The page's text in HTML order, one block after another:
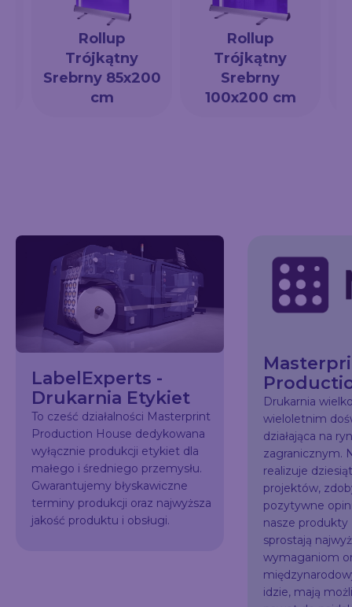
Rollup
Trójkątny
Srebrny 85x200
cm
Rollup
Trójkątny
Srebrny
100x200 cm
LabelExperts -
Drukarnia Etykiet
To cześć działalności Masterprint
Production House dedykowana
wyłącznie produkcji etykiet dla
małego i średniego przemysłu.
Gwarantujemy błyskawiczne
terminy produkcji oraz najwyższa
jakość produktu i obsługi.
Drukarnia
wieloletnim
działająca na
zagranicznym.
realizuje
projektów,
pozytywne
nasze
sprostają
wymaganiom
idzie, mają